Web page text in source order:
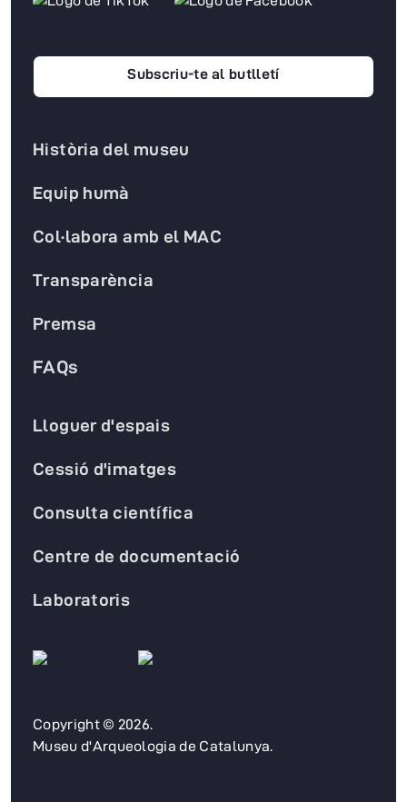
Copyright © 2026.
Museu d'Arqueologia de Catalunya.
Història del museu
Equip humà
Col·labora amb el MAC
Transparència
Premsa
FAQs
Lloguer d'espais
Cessió d'imatges
Consulta científica
Centre de documentació
Laboratoris
Subscriu-te al butlletí